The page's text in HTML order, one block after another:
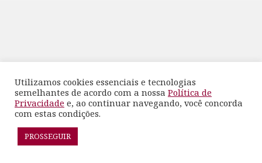
Utilizamos cookies essenciais e tecnologias
semelhantes de acordo com a nossa Política de
Privacidade e, ao continuar navegando, você concorda
com estas condições.
PROSSEGUIR